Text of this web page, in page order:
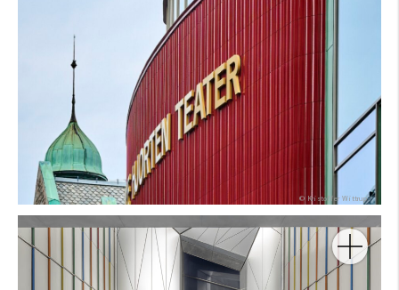
Arquitecto:
Producto:
Color:
Forma:
Foto:
© Kristoffer Wittrup